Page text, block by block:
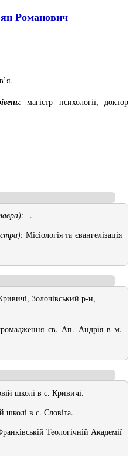
Романович
: магістр психології, доктор
: –.
: Місіологія та євангелізація
Золочівський р-н,
св. Ап. Андрія в м.
школі в с. Кривичі.
школі в с. Словіта.
Теологічній Академії